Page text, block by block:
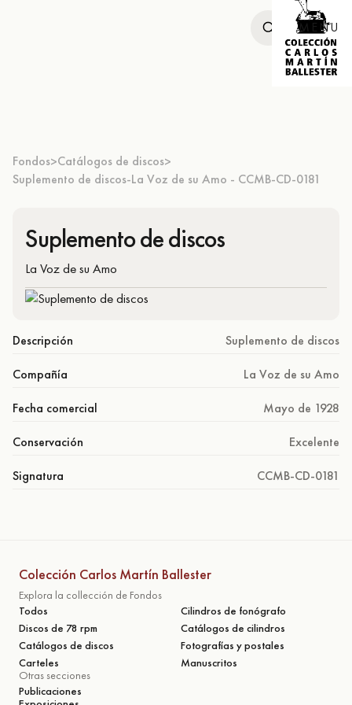
MENU
Fondos>Catálogos de discos>
Suplemento de discos-La Voz de su Amo - CCMB-CD-0181
Suplemento de discos
La Voz de su Amo
Descripción Suplemento de discos
Compañía La Voz de su Amo
Fecha comercial Mayo de 1928
Conservación Excelente
Signatura CCMB-CD-0181
Colección Carlos Martín Ballester
Explora la collección de Fondos
Todos
Cilindros de fonógrafo
Discos de 78 rpm
Catálogos de cilindros
Catálogos de discos
Fotografías y postales
Carteles
Manuscritos
Otras secciones
Publicaciones